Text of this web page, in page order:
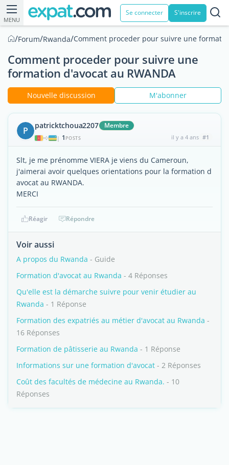
MENU
Se connecter S'inscrire
/Forum/Rwanda/Comment proceder pour suivre une
Comment proceder pour suivre une
formation d'avocat au RWANDA
Nouvelle discussion M'abonner
P patricktchoua2207 Membre
| 1 POSTS il y a 4 ans #1
Slt, je me prénomme VIERA je viens du Cameroun,
j'aimerai avoir quelques orientations pour la formation d
avocat au RWANDA.
MERCI
Réagir Répondre
Voir aussi
A propos du Rwanda - Guide
Formation d'avocat au Rwanda - 4 Réponses
Qu'elle est la démarche suivre pour venir étudier au
Rwanda - 1 Réponse
Formation des expatriés au métier d'avocat au Rwanda -
16 Réponses
Formation de pâtisserie au Rwanda - 1 Réponse
Informations sur une formation d'avocat - 2 Réponses
Coût des facultés de médecine au Rwanda. - 10
Réponses